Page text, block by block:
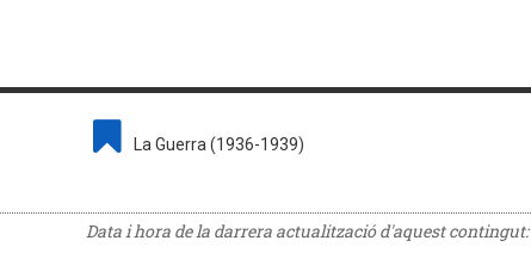
La Guerra (1936-1939)
Data i hora de la darrera actualització d'aquest contingut: